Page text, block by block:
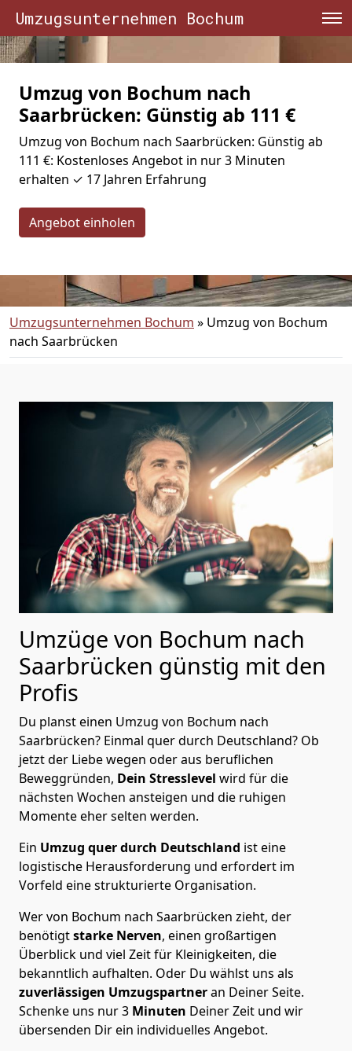
Umzugsunternehmen Bochum
Umzug von Bochum nach
Saarbrücken: Günstig ab 111 €
Umzug von Bochum nach Saarbrücken: Günstig ab
111 €: Kostenloses Angebot in nur 3 Minuten
erhalten ✓ 17 Jahren Erfahrung
Angebot einholen
Umzugsunternehmen Bochum » Umzug von Bochum
nach Saarbrücken
Umzüge von Bochum nach
Saarbrücken günstig mit den
Profis
Du planst einen Umzug von Bochum nach
Saarbrücken? Einmal quer durch Deutschland? Ob
jetzt der Liebe wegen oder aus beruflichen
Beweggründen, Dein Stresslevel wird für die
nächsten Wochen ansteigen und die ruhigen
Momente eher selten werden.
Ein Umzug quer durch Deutschland ist eine
logistische Herausforderung und erfordert im
Vorfeld eine strukturierte Organisation.
Wer von Bochum nach Saarbrücken zieht, der
benötigtstarke Nerven, einen großartigen
Überblick und viel Zeit für Kleinigkeiten, die
bekanntlich aufhalten. Oder Du wählst uns als
zuverlässigen Umzugspartneran Deiner Seite.
Schenke uns nur3 Minuten Deiner Zeit und wir
übersenden Dir ein individuelles Angebot.